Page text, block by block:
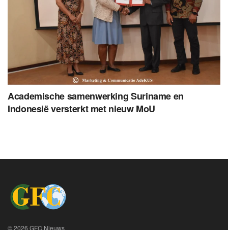
Academische samenwerking Suriname en
Indonesië versterkt met nieuw MoU
© 2026 GFC Nieuws